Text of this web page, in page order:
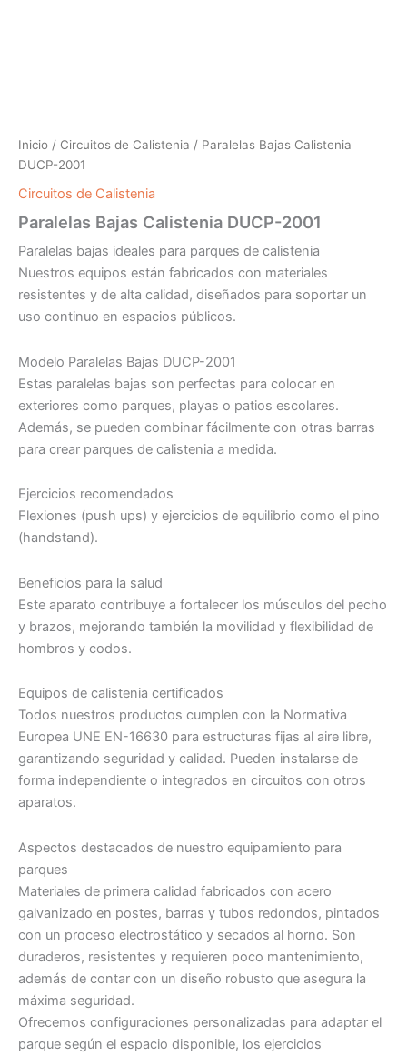
Inicio / Circuitos de Calistenia / Paralelas Bajas Calistenia
DUCP-2001
Circuitos de Calistenia
Paralelas Bajas Calistenia DUCP-2001
Paralelas bajas ideales para parques de calistenia
Nuestros equipos están fabricados con materiales
resistentes y de alta calidad, diseñados para soportar un
uso continuo en espacios públicos.
Modelo Paralelas Bajas DUCP-2001
Estas paralelas bajas son perfectas para colocar en
exteriores como parques, playas o patios escolares.
Además, se pueden combinar fácilmente con otras barras
para crear parques de calistenia a medida.
Ejercicios recomendados
Flexiones (push ups) y ejercicios de equilibrio como el pino
(handstand).
Beneficios para la salud
Este aparato contribuye a fortalecer los músculos del pecho
y brazos, mejorando también la movilidad y flexibilidad de
hombros y codos.
Equipos de calistenia certificados
Todos nuestros productos cumplen con la Normativa
Europea UNE EN-16630 para estructuras fijas al aire libre,
garantizando seguridad y calidad. Pueden instalarse de
forma independiente o integrados en circuitos con otros
aparatos.
Aspectos destacados de nuestro equipamiento para
parques
Materiales de primera calidad fabricados con acero
galvanizado en postes, barras y tubos redondos, pintados
con un proceso electrostático y secados al horno. Son
duraderos, resistentes y requieren poco mantenimiento,
además de contar con un diseño robusto que asegura la
máxima seguridad.
Ofrecemos configuraciones personalizadas para adaptar el
parque según el espacio disponible, los ejercicios